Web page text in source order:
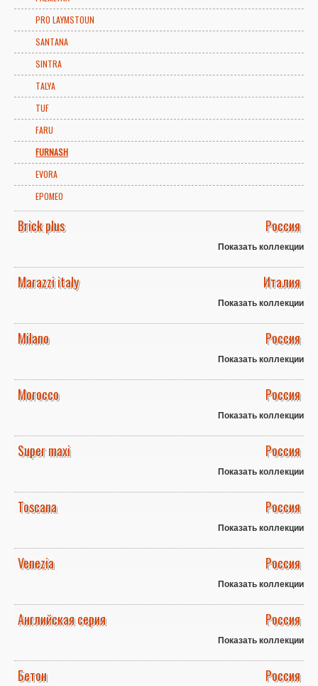
PRO LAYMSTOUN
SANTANA
SINTRA
TALYA
TUF
FARU
FURNASH
EVORA
EPOMEO
Brick plus Россия
Показать коллекции
Marazzi italy Италия
Показать коллекции
Milano Россия
Показать коллекции
Morocco Россия
Показать коллекции
Super maxi Россия
Показать коллекции
Toscana Россия
Показать коллекции
Venezia Россия
Показать коллекции
Английская серия Россия
Показать коллекции
Бетон Россия